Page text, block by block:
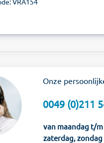
Onze
0049 (0)211
van maandag t/
zaterdag, zondag